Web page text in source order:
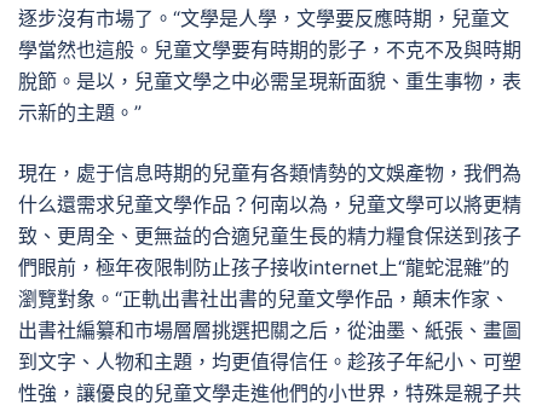
逐步沒有市場了。“文學是人學，文學要反應時期，兒童文
學當然也這般。兒童文學要有時期的影子，不克不及與時期
脫節。是以，兒童文學之中必需呈現新面貌、重生事物，表
示新的主題。”
現在，處于信息時期的兒童有各類情勢的文娛產物，我們為
什么還需求兒童文學作品？何南以為，兒童文學可以將更精
致、更周全、更無益的合適兒童生長的精力糧食保送到孩子
們眼前，極年夜限制防止孩子接收internet上“龍蛇混雜”的
瀏覽對象。“正軌出書社出書的兒童文學作品，顛末作家、
出書社編纂和市場層層挑選把關之后，從油墨、紙張、畫圖
到文字、人物和主題，均更值得信任。趁孩子年紀小、可塑
性強，讓優良的兒童文學走進他們的小世界，特殊是親子共